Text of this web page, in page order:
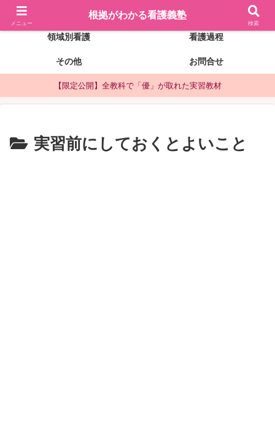
看護記録の書き方 実習前の準備
領域別看護 看護過程
その他 お問合せ
【限定公開】全教科で「優」が取れた実習教材
実習前にしておくとよいこと
メニュー
根拠がわかる看護義塾
検索